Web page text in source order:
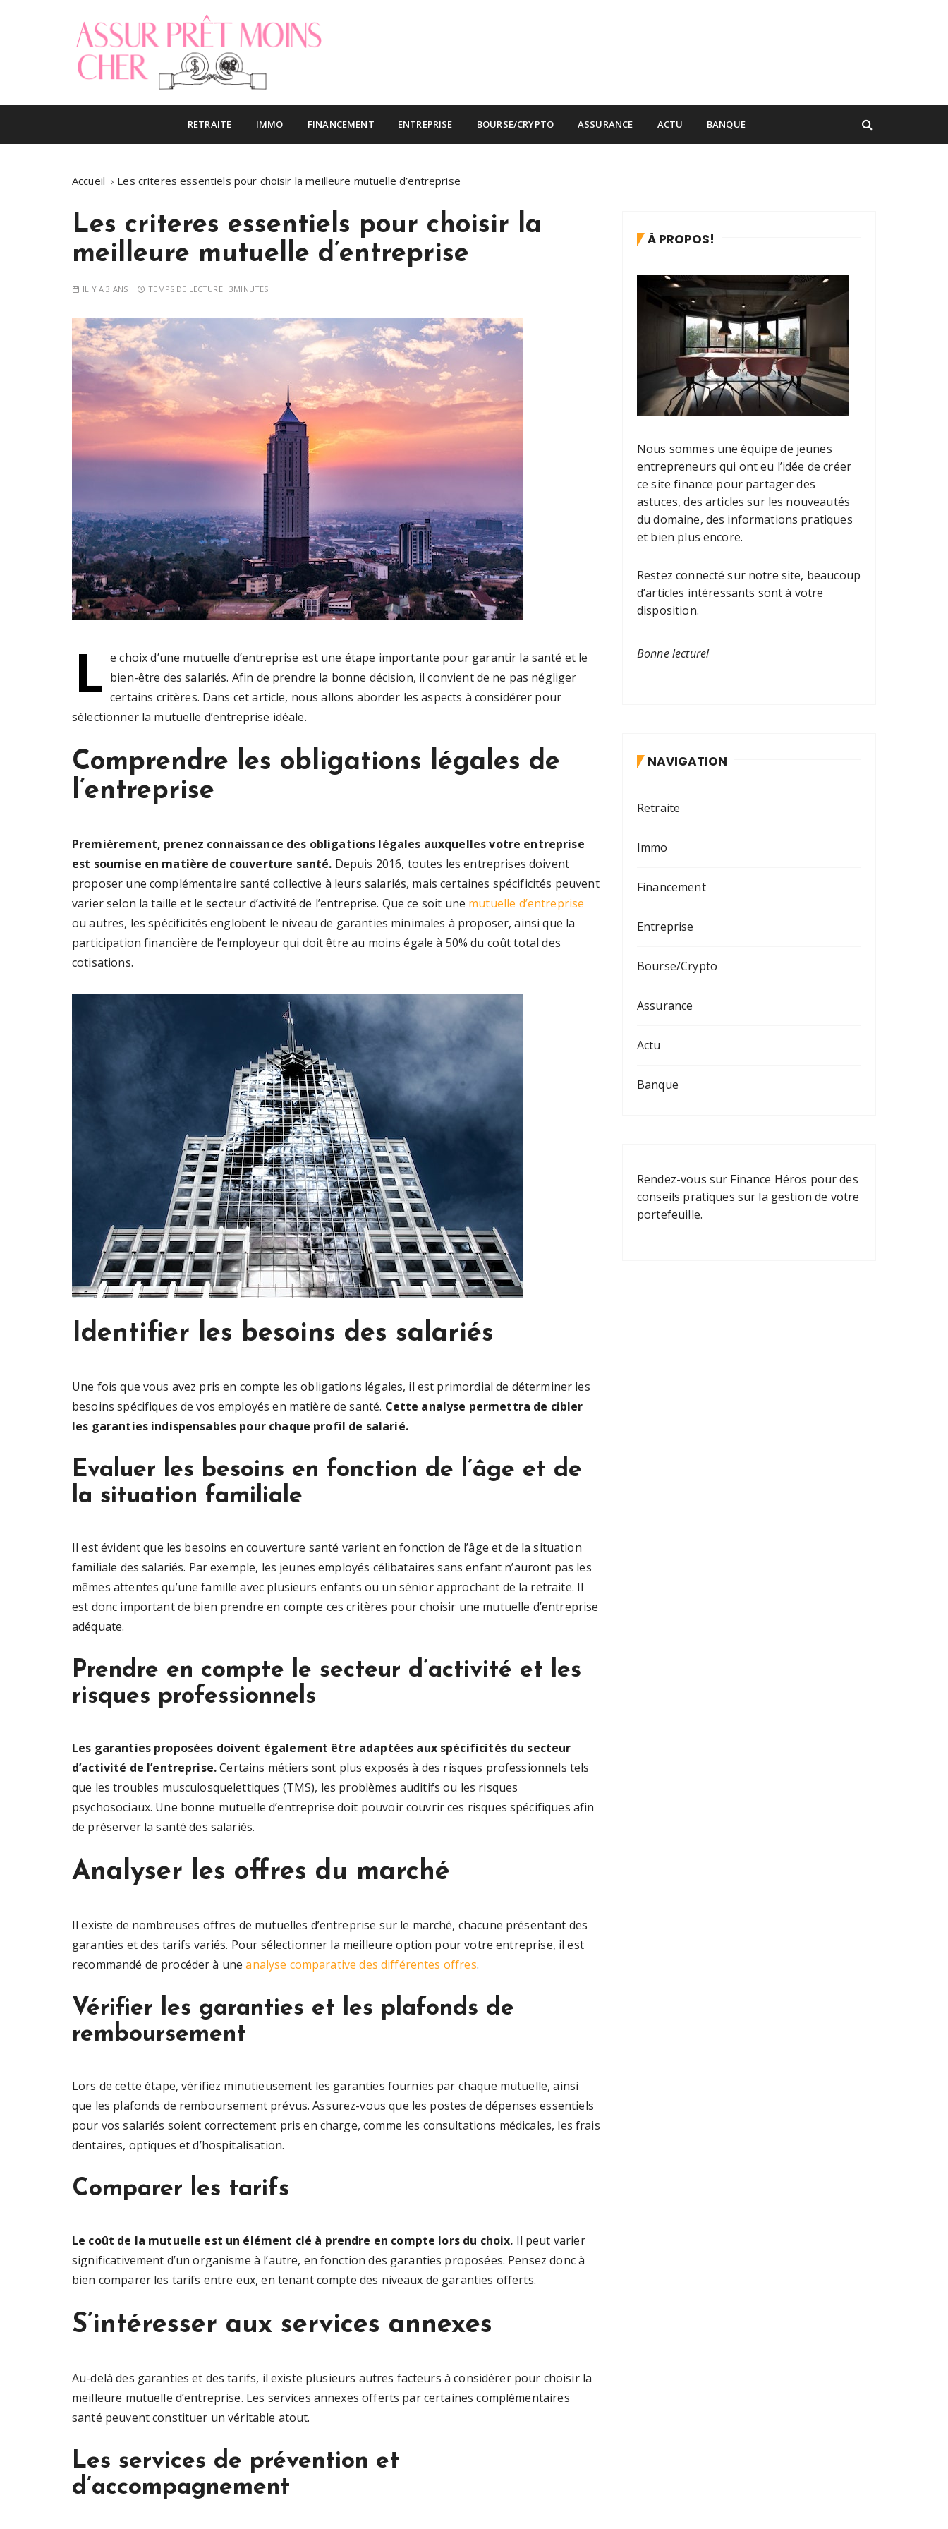
n
Assur pret moins cher
Le blog finance
RETRAITE IMMO FINANCEMENT ENTREPRISE BOURSE/CRYPTO ASSURANCE ACTU BANQUE
Accueil Les criteres essentiels pour choisir la meilleure mutuelle d’entreprise
Les criteres essentiels pour choisir la
meilleure mutuelle d’entreprise
IL Y A 3 ANS TEMPS DE LECTURE :3MINUTES
L e choix d’une mutuelle d’entreprise est une étape importante pour garantir la santé et le
bien-être des salariés. Afin de prendre la bonne décision, il convient de ne pas négliger
certains critères. Dans cet article, nous allons aborder les aspects à considérer pour
sélectionner la mutuelle d’entreprise idéale.
Comprendre les obligations légales de
l’entreprise
Premièrement, prenez connaissance des obligations légales auxquelles votre entreprise
est soumise en matière de couverture santé. Depuis 2016, toutes les entreprises doivent
proposer une complémentaire santé collective à leurs salariés, mais certaines spécificités peuvent
varier selon la taille et le secteur d’activité de l’entreprise. Que ce soit une mutuelle d’entreprise
ou autres, les spécificités englobent le niveau de garanties minimales à proposer, ainsi que la
participation financière de l’employeur qui doit être au moins égale à 50% du coût total des
cotisations.
Identifier les besoins des salariés
Une fois que vous avez pris en compte les obligations légales, il est primordial de déterminer les
besoins spécifiques de vos employés en matière de santé. Cette analyse permettra de cibler
les garanties indispensables pour chaque profil de salarié.
Evaluer les besoins en fonction de l’âge et de
la situation familiale
Il est évident que les besoins en couverture santé varient en fonction de l’âge et de la situation
familiale des salariés. Par exemple, les jeunes employés célibataires sans enfant n’auront pas les
mêmes attentes qu’une famille avec plusieurs enfants ou un sénior approchant de la retraite. Il
est donc important de bien prendre en compte ces critères pour choisir une mutuelle d’entreprise
adéquate.
Prendre en compte le secteur d’activité et les
risques professionnels
Les garanties proposées doivent également être adaptées aux spécificités du secteur
d’activité de l’entreprise.Certains métiers sont plus exposés à des risques professionnels tels
que les troubles musculosquelettiques (TMS), les problèmes auditifs ou les risques
psychosociaux. Une bonne mutuelle d’entreprise doit pouvoir couvrir ces risques spécifiques afin
de préserver la santé des salariés.
Analyser les offres du marché
Il existe de nombreuses offres de mutuelles d’entreprise sur le marché, chacune présentant des
garanties et des tarifs variés. Pour sélectionner la meilleure option pour votre entreprise, il est
recommandé de procéder à uneanalyse comparative des différentes offres.
Vérifier les garanties et les plafonds de
remboursement
Lors de cette étape, vérifiez minutieusement les garanties fournies par chaque mutuelle, ainsi
que les plafonds de remboursement prévus. Assurez-vous que les postes de dépenses essentiels
pour vos salariés soient correctement pris en charge, comme les consultations médicales, les frais
dentaires, optiques et d’hospitalisation.
Comparer les tarifs
Le coût de la mutuelle est un élément clé à prendre en compte lors du choix. Il peut varier
significativement d’un organisme à l’autre, en fonction des garanties proposées. Pensez donc à
bien comparer les tarifs entre eux, en tenant compte des niveaux de garanties offerts.
S’intéresser aux services annexes
Au-delà des garanties et des tarifs, il existe plusieurs autres facteurs à considérer pour choisir la
meilleure mutuelle d’entreprise. Les services annexes offerts par certaines complémentaires
santé peuvent constituer un véritable atout.
Les services de prévention et
d’accompagnement
À PROPOS!
Nous sommes une équipe de jeunes
entrepreneurs qui ont eu l’idée de créer
ce site finance pour partager des
astuces, des articles sur les nouveautés
du domaine, des informations pratiques
et bien plus encore.
Restez connecté sur notre site, beaucoup
d’articles intéressants sont à votre
disposition.
Bonne lecture!
NAVIGATION
Retraite
Immo
Financement
Entreprise
Bourse/Crypto
Assurance
Actu
Banque
Rendez-vous sur Finance Héros pour des
conseils pratiques sur la gestion de votre
portefeuille.